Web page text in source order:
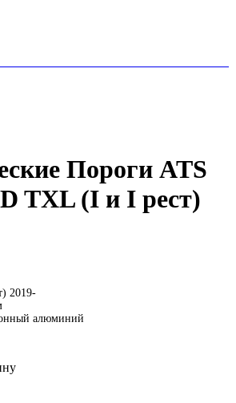
Пороги ATS
TXL (I и I рест)
2019-
алюминий